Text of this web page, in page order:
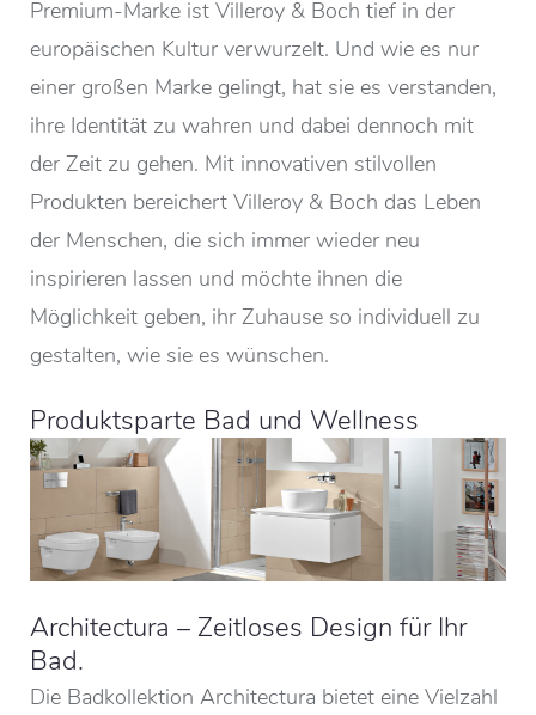
Premium-Marke ist Villeroy & Boch tief in der
europäischen Kultur verwurzelt. Und wie es nur
einer großen Marke gelingt, hat sie es verstanden,
ihre Identität zu wahren und dabei dennoch mit
der Zeit zu gehen. Mit innovativen stilvollen
Produkten bereichert Villeroy & Boch das Leben
der Menschen, die sich immer wieder neu
inspirieren lassen und möchte ihnen die
Möglichkeit geben, ihr Zuhause so individuell zu
gestalten, wie sie es wünschen.
Produktsparte Bad und Wellness
Architectura – Zeitloses Design für Ihr
Bad.
Die Badkollektion Architectura bietet eine Vielzahl